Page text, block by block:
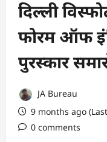
दिल्ली
फोरम ऑफ
पुरस्कार
JA Bureau
9 months ago
0 comments